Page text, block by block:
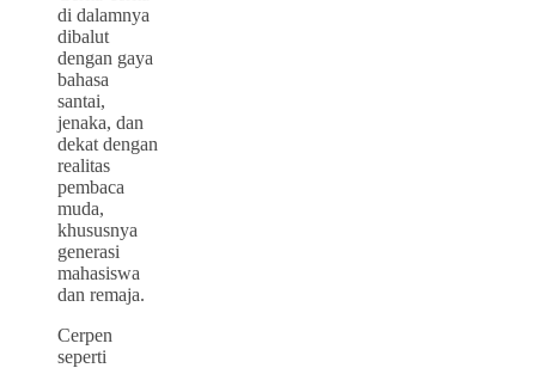
di dalamnya
dibalut
dengan gaya
bahasa
santai,
jenaka, dan
dekat dengan
realitas
pembaca
muda,
khususnya
generasi
mahasiswa
dan remaja.
Cerpen
seperti